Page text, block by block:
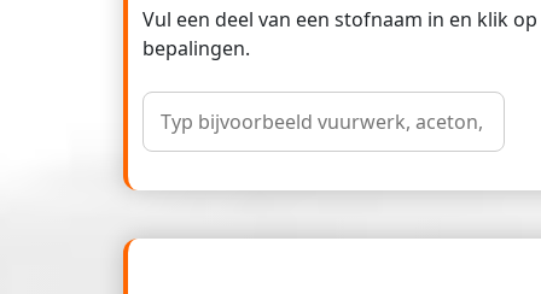
Vul een deel van een stofnaam in en klik
bepalingen.